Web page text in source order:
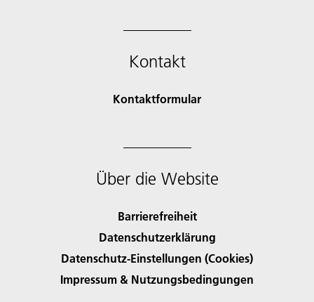
Kontakt
Kontaktformular
Über die Website
Barrierefreiheit
Datenschutzerklärung
Datenschutz-Einstellungen (Cookies)
Impressum & Nutzungsbedingungen